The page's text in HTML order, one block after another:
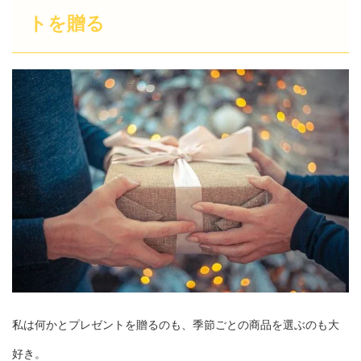
トを贈る
私は何かとプレゼントを贈るのも、季節ごとの商品を選ぶのも大
好き。